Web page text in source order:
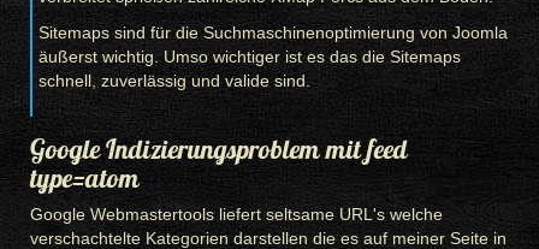
Sitemaps sind für die Suchmaschinenoptimierung von Joomla
äußerst wichtig. Umso wichtiger ist es das die Sitemaps
schnell, zuverlässig und valide sind.
Google Indizierungsproblem mit feed
type=atom
Google Webmastertools liefert seltsame URL's welche
verschachtelte Kategorien darstellen die es auf meiner Seite in